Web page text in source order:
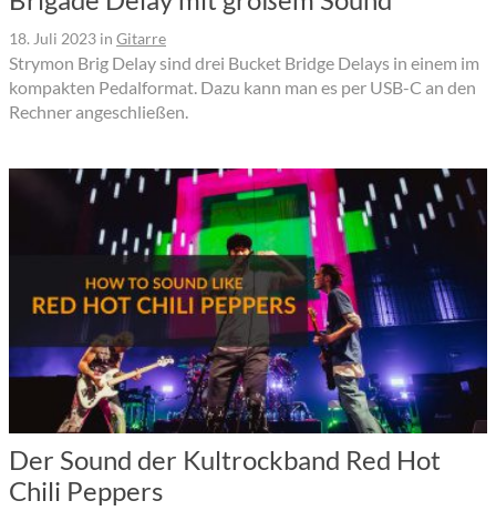
18. Juli 2023 in Gitarre
Strymon Brig Delay sind drei Bucket Bridge Delays in einem im
kompakten Pedalformat. Dazu kann man es per USB-C an den
Rechner angeschließen.
Der Sound der Kultrockband Red Hot
Chili Peppers